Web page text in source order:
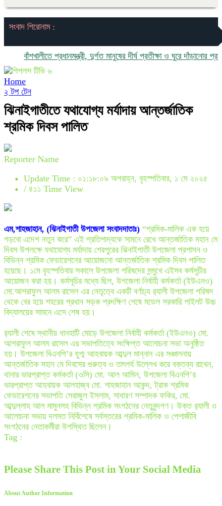
সংবাদ শিরোনাম :
বাঁশখালীতে প্রধানমন্ত্রী, দুর্গত মানুষের দীর্ঘ প্রতীক্ষা ও ঘুরে দাঁড়ানোর প্রত্যাশা
Home
২ টপ টেন
ঝিনাইগাতীতে যথাযোগ্য মর্যাদায় আন্তর্জাতিক
শ্রমিক দিবস পালিত
Reporter Name
Update Time : ০১:১৮:০৯ অপরাহ্ন, বৃহস্পতিবার, ১ মে ২০২৫
/ ৪১১ Time View
এম,শাহজাহান, (ঝিনাইগাতী উপজেলা সংবাদদাতাঃ) “শ্রমিক-মালিক এক হয়ে
গড়বো এদেশ নতুন করে” এই প্রতিপাদ্যকে সামনে রেখে আন্তর্জাতিক মহান মে
দিবস উপলক্ষে যথাযোগ্য মর্যাদায় শেরপুরের ঝিনাইগাতী উপজেলা প্রশাসন ও
বিভিন্ন শ্রমিক ফেডারেশনের আয়োজনো আন্তর্জাতিক শ্রমিক দিবস পালিত
হয়েছে। ১মে বৃহস্পতিবার সকালে উপজেলা পরিষদের সন্মুখে এইসব কর্মসুচীর
আয়োজন করা হয়। কর্মসূচির মধ্যে ছিল, উপজেলা নির্বাহী কর্মকর্তা (ইউএনও)
মো.আশরাফুল আলম রাসেল এর নেতৃত্বে একটি বর্ণাঢ্য র্যালী উপজেলা পরিষদ
থেকে বের হয়ে শহরের প্রধান সড়ক প্রদক্ষিণ শেষে মডেল সরকারি পাইলট উচ্চ
বিদ্যালয়ের সামনে এসে শেষ হয়।
র্যালী শেষে স্থানীয় ধানহাটি মোড়ে উপজেলা নির্বাহী কর্মকর্তা (ইউএনও) মো.
আশরাফুল আলম রাসেল এর সভাপতিত্বে সংক্ষিপ্ত আলোচনা সভা অনুষ্ঠিত
হয়। উপজেলা বিএনপি’র যুগ্ম আহবায়ক আব্দুল মান্নান এর সঞ্চালনায়
আন্তর্জাতিক মহান মে দিবসের গুরুত্ব ও তাৎপর্য উল্লেখ করে বক্তব্য রাখেন,
থানার ভারপ্রাপ্ত কর্মকর্তা (ওসি) মো. আল আমিন, উপজেলা বিএনপি’র
ভারপ্রাপ্ত আহবায়ক আলহাজ্ব মো. শাহজাহান আকন্দ, ট্রাক শ্রমিক
ফেডারেশনের সভাপতি সেরাজুল ইসলাম, সাধারণ সম্পাদক ফকির, মো.
আব্দুল্লাহ আল মামুনসহ বিভিন্ন শ্রমিক সংগঠনের নেতৃবৃন্দগণ। উক্ত র্যালী ও
আলোচনা সভায় দলমত নির্বিশেষে সর্বস্তরের শ্রমিক-মালিক ও পেশাজীবি
সংগঠনের নেতাকর্মীরা উপস্থিত ছিলেন।
Tag :
Please Share This Post in Your Social Media
About Author Information